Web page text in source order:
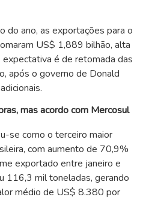
do ano, as exportações para o
US$ 1,889 bilhão, alta
é de retomada das
após o governo de Donald
mas acordo com Mercosul
se como o terceiro maior
com aumento de 70,9%
exportado entre janeiro e
116,3 mil toneladas, gerando
médio de US$ 8.380 por